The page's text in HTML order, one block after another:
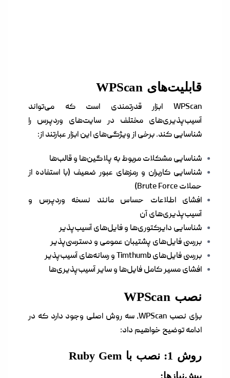
قابلیت‌های WPScan
WPScan ابزار قدرتمندی است که می‌تواند
آسیب‌پذیری‌های مختلف در سایت‌های وردپرس را
شناسایی کند. برخی از ویژگی‌های این ابزار عبارتند از:
شناسایی مشکلات مربوط به پلاگین‌ها و قالب‌ها
شناسایی کاربران و رمزهای عبور ضعیف (با استفاده از
حملات Brute Force)
افشای اطلاعات حساس مانند نسخه وردپرس و
آسیب‌پذیری‌های آن
شناسایی دایرکتوری‌ها و فایل‌های آسیب‌پذیر
بررسی فایل‌های پشتیبان عمومی و دسترسی‌پذیر
بررسی فایل‌های Timthumb و رسانه‌های آسیب‌پذیر
افشای مسیر کامل فایل‌ها و سایر آسیب‌پذیری‌ها
نصب WPScan
برای نصب WPScan، سه روش اصلی وجود دارد که در
ادامه توضیح خواهیم داد:
روش 1: نصب با Ruby Gem
پیش‌نیازها: